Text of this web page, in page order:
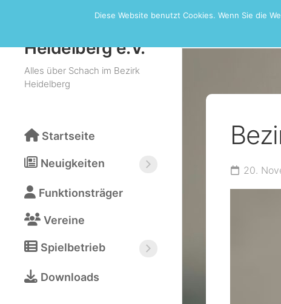
Heidelberg e.V.
Alles über Schach im Bezirk
Heidelberg
Startseite
Neuigkeiten
Funktionsträger
Vereine
Spielbetrieb
Downloads
20.
Diese Website benutzt Cookies. Wenn Sie die